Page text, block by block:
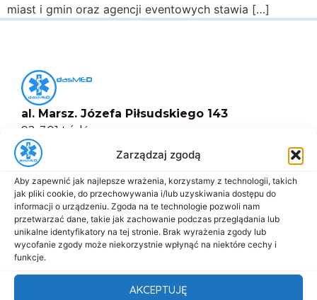
Zarządzaj zgodą
Aby zapewnić jak najlepsze wrażenia, korzystamy z technologii, takich
jak pliki cookie, do przechowywania i/lub uzyskiwania dostępu do
informacji o urządzeniu. Zgoda na te technologie pozwoli nam
przetwarzać dane, takie jak zachowanie podczas przeglądania lub
unikalne identyfikatory na tej stronie. Brak wyrażenia zgody lub
wycofanie zgody może niekorzystnie wpłynąć na niektóre cechy i
funkcje.
AKCEPTUJĘ
miast i gmin oraz agencji eventowych stawia […]
al. Marsz. Józefa Piłsudskiego 143
92-301 Łódź
+48 517-333-173
Menu
Start
O nas